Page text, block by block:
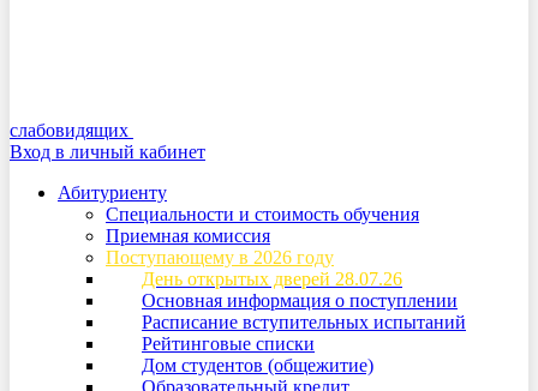
слабовидящих
Вход в личный кабинет
Абитуриенту
Специальности и стоимость обучения
Приемная комиссия
Поступающему в 2026 году
День открытых дверей 28.07.26
Основная информация о поступлении
Расписание вступительных испытаний
Рейтинговые списки
Дом студентов (общежитие)
Образовательный кредит